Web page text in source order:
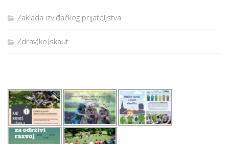
Zaklada izviđačkog prijateljstva
Zdrav(ko)skaut